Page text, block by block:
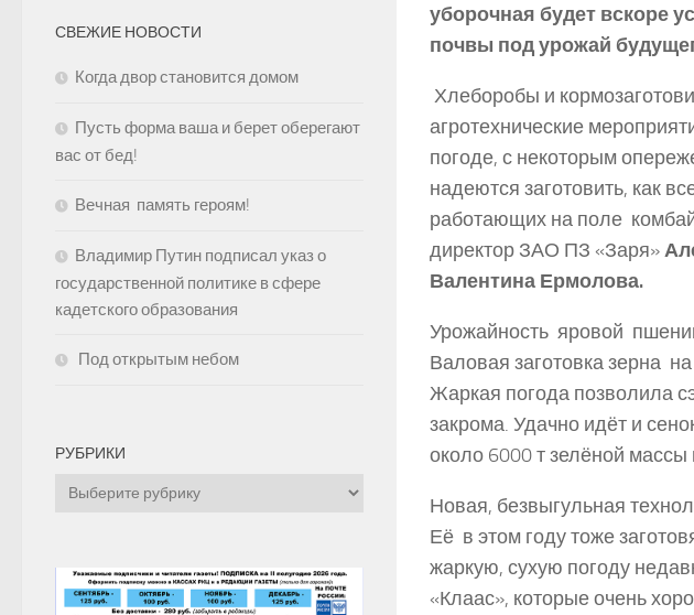
уборочная будет вскоре
почвы под урожай
Хлеборобы и
агротехнические
погоде, с некоторым
надеются заготовить, как
работающих на поле
директор ЗАО ПЗ «Заря»
Валентина Ермолова.
Урожайность яровой
Валовая заготовка зерна
Жаркая погода позволила
закрома. Удачно идёт и
около 6000 т зелёной массы
Новая, безвыгульная
Её в этом году тоже
жаркую, сухую погоду
«Клаас», которые очень
СВЕЖИЕ НОВОСТИ
Когда двор становится домом
Пусть форма ваша и берет оберегают
вас от бед!
Вечная память героям!
Владимир Путин подписал указ о
государственной политике в сфере
кадетского образования
Под открытым небом
РУБРИКИ
Рубрики